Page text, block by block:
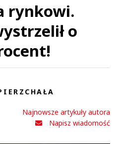
rynkowi.
o
Najnowsze artykuły autora
Napisz wiadomość